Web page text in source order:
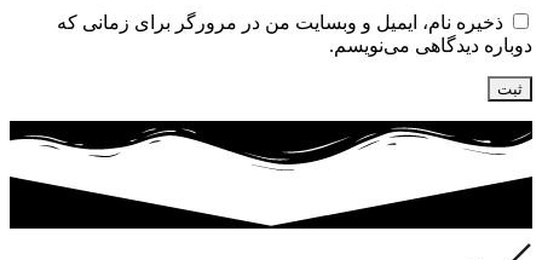
ذخیره نام، ایمیل و وبسایت من در مرورگر برای زمانی که
دوباره دیدگاهی می‌نویسم.